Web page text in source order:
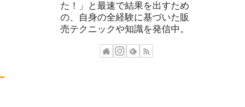
た！」と最速で結果を出すため
の、自身の全経験に基づいた販
売テクニックや知識を発信中。